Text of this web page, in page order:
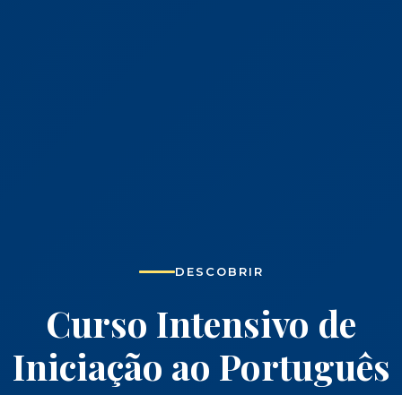
DESCOBRIR
Curso Intensivo de
Iniciação ao Português